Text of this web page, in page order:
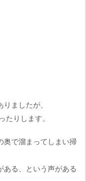
ましたが、
りします。
奥で溜まってしまい掃
る、という声がある